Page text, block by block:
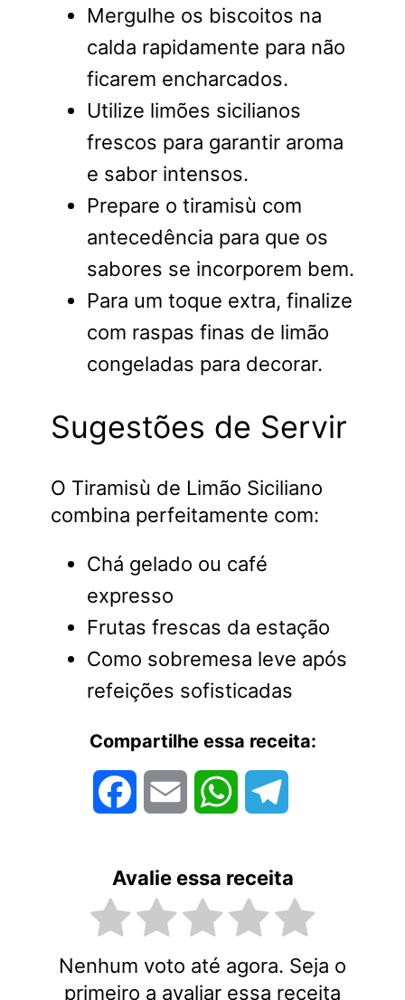
Mergulhe os biscoitos na
calda rapidamente para não
ficarem encharcados.
Utilize limões sicilianos
frescos para garantir aroma
e sabor intensos.
Prepare o tiramisù com
antecedência para que os
sabores se incorporem bem.
Para um toque extra, finalize
com raspas finas de limão
congeladas para decorar.
Sugestões de Servir
O Tiramisù de Limão Siciliano
combina perfeitamente com:
Chá gelado ou café
expresso
Frutas frescas da estação
Como sobremesa leve após
refeições sofisticadas
Compartilhe essa receita:
FacebookEmail WhatsApp
Avalie essa receita
Nenhum voto até agora. Seja o
primeiro a avaliar essa receita